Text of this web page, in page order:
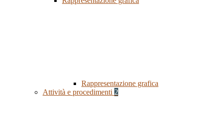
Rappresentazione grafica
Attività e procedimenti 2